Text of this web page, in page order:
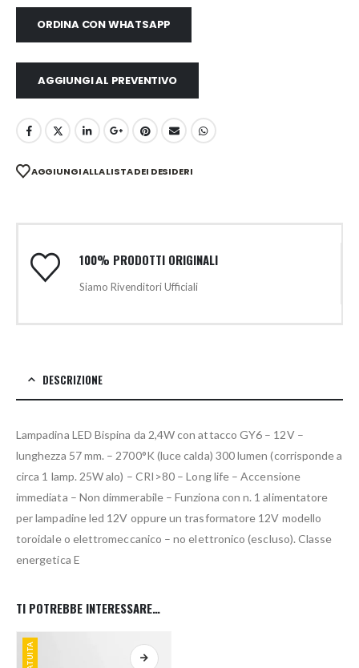
ORDINA CON WHATSAPP
AGGIUNGI AL PREVENTIVO
AGGIUNGI ALLA LISTA DEI DESIDERI
100% PRODOTTI ORIGINALI
Siamo Rivenditori Ufficiali
DESCRIZIONE
Lampadina LED Bispina da 2,4W con attacco GY6 – 12V –
lunghezza 57 mm. – 2700°K (luce calda) 300 lumen (corrisponde a
circa 1 lamp. 25W alo) – CRI>80 – Long life – Accensione
immediata – Non dimmerabile – Funziona con n. 1 alimentatore
per lampadine led 12V oppure un trasformatore 12V modello
toroidale o elettromeccanico – no elettronico (escluso). Classe
energetica E
TI POTREBBE INTERESSARE…